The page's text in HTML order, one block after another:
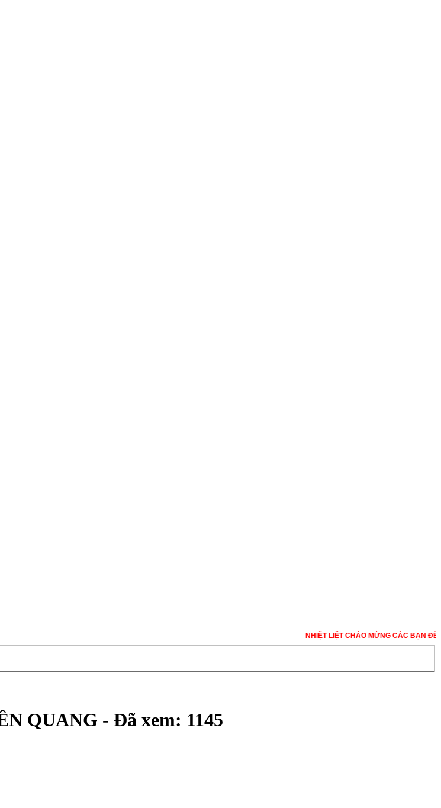
NHIỆT LIỆT CHÀO MỪNG CÁC BẠN ĐẾN
QUANG - Đã xem: 1145